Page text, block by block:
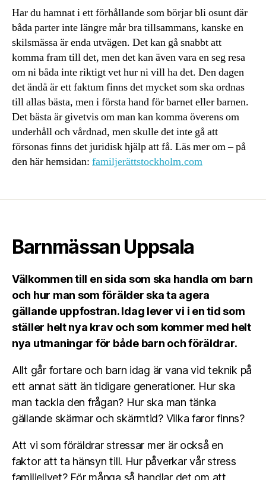
Har du hamnat i ett förhållande som börjar bli osunt där
båda parter inte längre mår bra tillsammans, kanske en
skilsmässa är enda utvägen. Det kan gå snabbt att
komma fram till det, men det kan även vara en seg resa
om ni båda inte riktigt vet hur ni vill ha det. Den dagen
det ändå är ett faktum finns det mycket som ska ordnas
till allas bästa, men i första hand för barnet eller barnen.
Det bästa är givetvis om man kan komma överens om
underhåll och vårdnad, men skulle det inte gå att
försonas finns det juridisk hjälp att få. Läs mer om – på
den här hemsidan: familjerättstockholm.com
Barnmässan Uppsala
Välkommen till en sida som ska handla om barn
och hur man som förälder ska ta agera
gällande uppfostran. Idag lever vi i en tid som
ställer helt nya krav och som kommer med helt
nya utmaningar för både barn och föräldrar.
Allt går fortare och barn idag är vana vid teknik på
ett annat sätt än tidigare generationer. Hur ska
man tackla den frågan? Hur ska man tänka
gällande skärmar och skärmtid? Vilka faror finns?
Att vi som föräldrar stressar mer är också en
faktor att ta hänsyn till. Hur påverkar vår stress
familjelivet? För många så handlar det om att